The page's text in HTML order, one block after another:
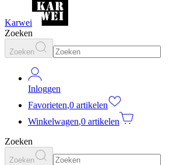
Karwei
Zoeken
Zoeken
Inloggen
Favorieten,0 artikelen
Winkelwagen,0 artikelen
Zoeken
Zoeken